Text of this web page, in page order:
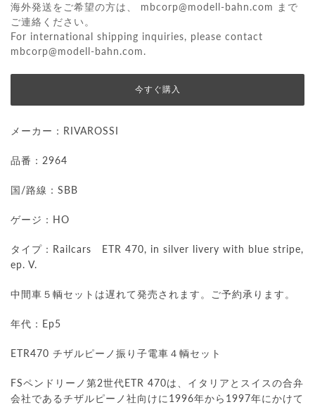
海外発送をご希望の方は、 mbcorp@modell-bahn.com
まで
ご連絡ください。
For international shipping inquiries, please contact
mbcorp@modell-bahn.com.
今すぐ購入
メーカー：RIVAROSSI
品番：2964
国/路線：SBB
ゲージ：HO
タイプ：Railcars ETR 470, in silver livery with blue stripe,
ep. V.
中間車５輌セットは遅れて発売されます。ご予約承ります。
年代：Ep5
ETR470 チザルピーノ振り子電車４輌セット
FSペンドリーノ第2世代ETR 470は、イタリアとスイスの合弁
会社であるチザルピーノ社向けに1996年から1997年にかけて